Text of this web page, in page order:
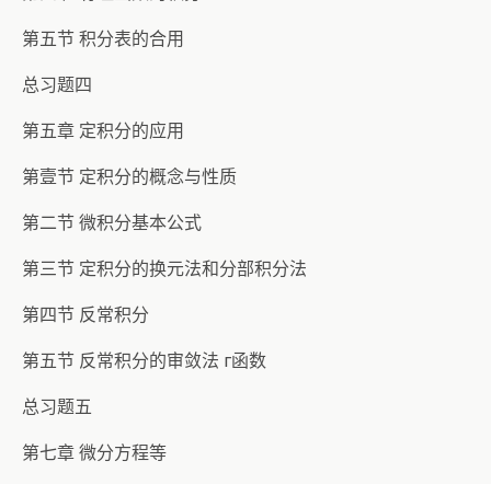
第五节 积分表的合用
总习题四
第五章 定积分的应用
第壹节 定积分的概念与性质
第二节 微积分基本公式
第三节 定积分的换元法和分部积分法
第四节 反常积分
第五节 反常积分的审敛法 г函数
总习题五
第七章 微分方程等